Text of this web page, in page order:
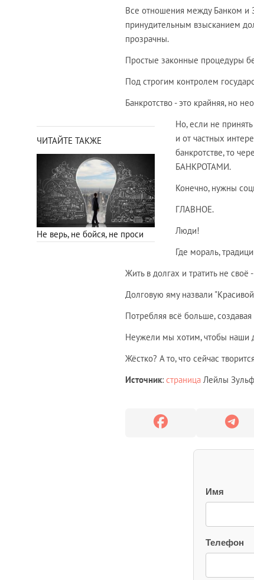
Все отношения между Банком и
принудительным взысканием
прозрачны.
Простые законные процедуры
Под строгим контролем
Банкротство - это крайняя, но
ЧИТАЙТЕ ТАКЖЕ
Не верь, не бойся, не проси
Но, если не
и от частных
банкротстве, то
БАНКРОТАМИ.
Конечно, нужны
ГЛАВНОЕ.
Люди!
Где мораль,
Жить в долгах и тратить не
Долговую яму назвали
Потребляя всё больше,
Неужели мы хотим, чтобы наши
Жёстко? А то, что сейчас
Источник: страница Лейлы
Имя
Телефон